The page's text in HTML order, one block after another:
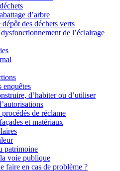
d’arbre
des déchets verts
de l’éclairage
enquêtes
d’habiter ou d’utiliser
de réclame
et matériaux
patrimoine
voie publique
faire en cas de problème ?